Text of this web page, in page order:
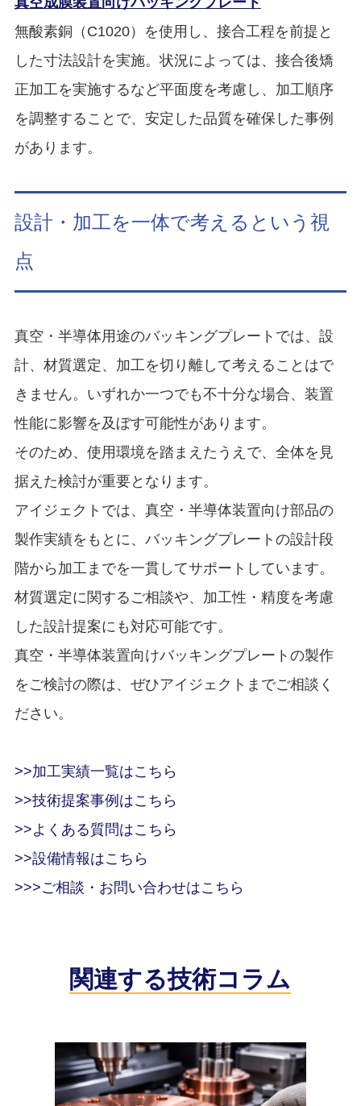
無酸素銅（C1020）を使用し、接合工程を前提と
した寸法設計を実施。状況によっては、接合後矯
正加工を実施するなど平面度を考慮し、加工順序
を調整することで、安定した品質を確保した事例
があります。
設計・加工を一体で考えるという視
点
真空・半導体用途のバッキングプレートでは、設
計、材質選定、加工を切り離して考えることはで
きません。いずれか一つでも不十分な場合、装置
性能に影響を及ぼす可能性があります。
そのため、使用環境を踏まえたうえで、全体を見
据えた検討が重要となります。
アイジェクトでは、真空・半導体装置向け部品の
製作実績をもとに、バッキングプレートの設計段
階から加工までを一貫してサポートしています。
材質選定に関するご相談や、加工性・精度を考慮
した設計提案にも対応可能です。
真空・半導体装置向けバッキングプレートの製作
をご検討の際は、ぜひアイジェクトまでご相談く
ださい。
>>加工実績一覧はこちら
>>技術提案事例はこちら
>>よくある質問はこちら
>>設備情報はこちら
>>>ご相談・お問い合わせはこちら
関連する技術コラム